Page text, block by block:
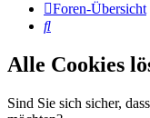
Foren-Übersicht
Suche
Alle Cookies
Sind Sie sich sicher,